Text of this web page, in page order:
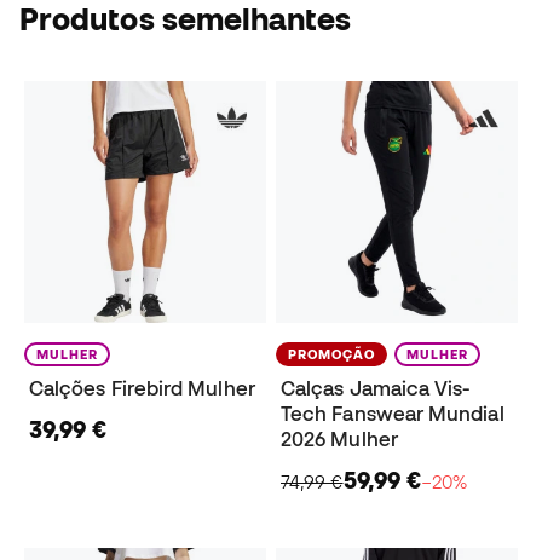
Produtos semelhantes
MULHER
Calções Firebird Mulher
39,99 €
PROMOÇÃO MULHER
Calças Jamaica Vis-
Tech Fanswear Mundial
2026 Mulher
74,99 €59,99 €−20%